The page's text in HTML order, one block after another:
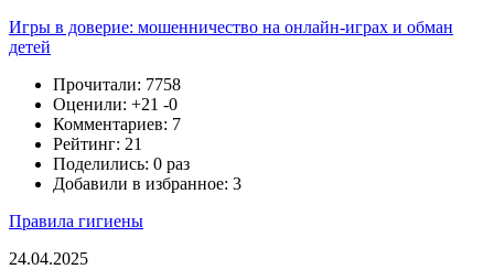
Игры в доверие: мошенничество на онлайн-играх и обман
детей
Прочитали: 7758
Оценили: +21 -0
Комментариев: 7
Рейтинг: 21
Поделились: 0 раз
Добавили в избранное: 3
Правила гигиены
24.04.2025